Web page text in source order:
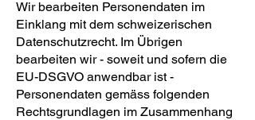
Wir bearbeiten Personendaten im
Einklang mit dem schweizerischen
Datenschutzrecht. Im Übrigen
bearbeiten wir - soweit und sofern die
EU-DSGVO anwendbar ist -
Personendaten gemäss folgenden
Rechtsgrundlagen im Zusammenhang